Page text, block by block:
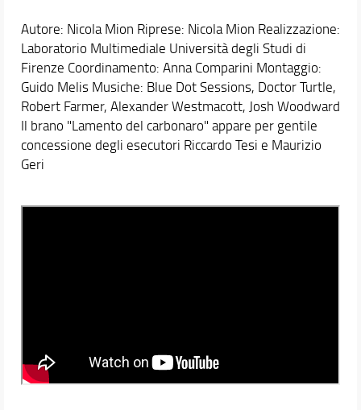
Autore: Nicola Mion Riprese: Nicola Mion Realizzazione:
Laboratorio Multimediale Università degli Studi di
Firenze Coordinamento: Anna Comparini Montaggio:
Guido Melis Musiche: Blue Dot Sessions, Doctor Turtle,
Robert Farmer, Alexander Westmacott, Josh Woodward
Il brano "Lamento del carbonaro" appare per gentile
concessione degli esecutori Riccardo Tesi e Maurizio
Geri